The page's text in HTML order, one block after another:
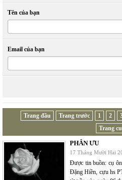
Tên của bạn
Email của bạn
Trang đầu Trang trước 1 2
Trang
PHÂN ƯU
17 Tháng Mười Hai
Được tin buồn: cụ
Đặng Hiền, cựu hs